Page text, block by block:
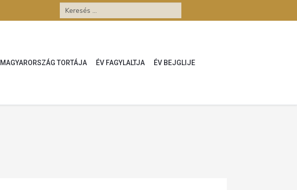
MAGYARORSZÁG TORTÁJA ÉV FAGYLALTJA ÉV BEJGLIJE